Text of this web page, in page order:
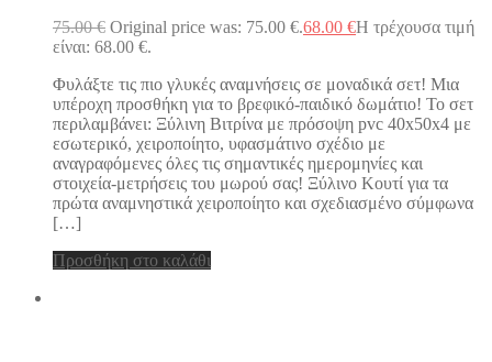
75.00€ Original price was: 75.00 €.68.00 €Η τρέχουσα τιμή
είναι: 68.00 €.
Φυλάξτε τις πιο γλυκές αναμνήσεις σε μοναδικά σετ! Μια
υπέροχη προσθήκη για το βρεφικό-παιδικό δωμάτιο! Το σετ
περιλαμβάνει: Ξύλινη Βιτρίνα με πρόσοψη pvc 40x50x4 με
εσωτερικό, χειροποίητο, υφασμάτινο σχέδιο με
αναγραφόμενες όλες τις σημαντικές ημερομηνίες και
στοιχεία-μετρήσεις του μωρού σας! Ξύλινο Κουτί για τα
πρώτα αναμνηστικά χειροποίητο και σχεδιασμένο σύμφωνα
[…]
Προσθήκη στο καλάθι